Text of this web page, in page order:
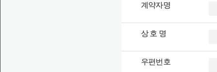
회사는 고객의 서비스 이용신청을 승낙한 때에는 다음
다. 고객의 권익보호 및 의무 등에 관한 사항
계약자명
상 호 명
우편번호